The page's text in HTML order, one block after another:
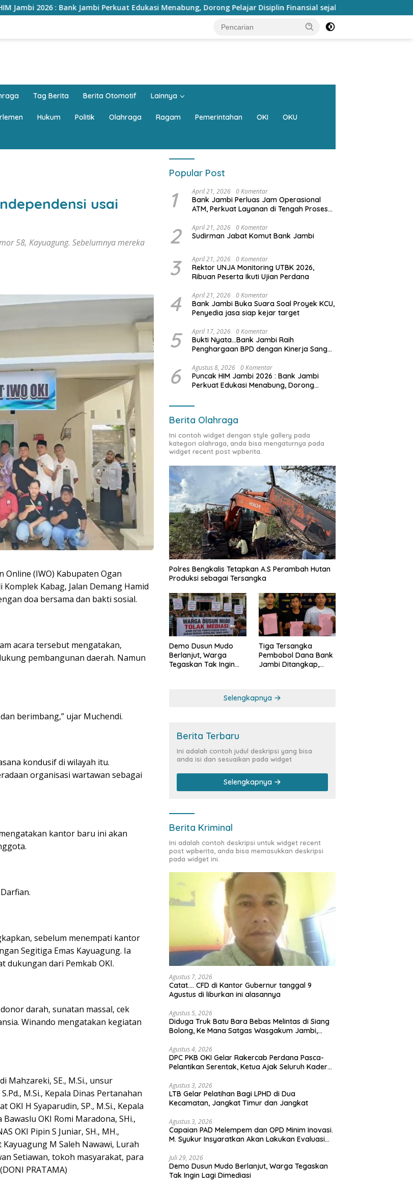
Perkuat Edukasi Menabung, Dorong Pelajar Disiplin Finansial sejak dini Bank Jambi Raih
Tag Berita Berita Otomotif Lainnya
Hukum Politik Olahraga Ragam Pemerintahan OKI OKU
usai
58, Kayuagung. Sebelumnya mereka
Online (IWO) Kabupaten Ogan
Kabag, Jalan Demang Hamid
doa bersama dan bakti sosial.
acara tersebut mengatakan,
pembangunan daerah. Namun
berimbang,” ujar Muchendi.
kondusif di wilayah itu.
organisasi wartawan sebagai
kantor baru ini akan
sebelum menempati kantor
Segitiga Emas Kayuagung. Ia
dari Pemkab OKI.
darah, sunatan massal, cek
Winando mengatakan kegiatan
Mahzareki, SE., M.Si., unsur
M.Si., Kepala Dinas Pertanahan
OKI H Syaparudin, SP., M.Si., Kepala
OKI Romi Maradona, SHi.,
OKI Pipin S Juniar, SH., MH.,
M Saleh Nawawi, Lurah
Setiawan, tokoh masyarakat, para
PRATAMA)
Popular Post
1 April 21, 2026 0 Komentar
Bank Jambi Perluas Jam Operasional
ATM, Perkuat Layanan di Tengah Proses
2 April 21, 2026 0 Komentar
Sudirman Jabat Komut Bank Jambi
3 April 21, 2026 0 Komentar
Rektor UNJA Monitoring UTBK 2026,
Ribuan Peserta Ikuti Ujian Perdana
4 April 21, 2026 0 Komentar
Bank Jambi Buka Suara Soal Proyek KCU,
Penyedia jasa siap kejar target
5 April 17, 2026 0 Komentar
Bukti Nyata…Bank Jambi Raih
Penghargaan BPD dengan Kinerja Sangat
6 Agustus 8, 2026 0 Komentar
Puncak HIM Jambi 2026 : Bank Jambi
Perkuat Edukasi Menabung, Dorong
Berita Olahraga
Ini contoh widget dengan style gallery pada
kategori olahraga, anda bisa mengaturnya pada
widget recent post wpberita.
Polres Bengkalis Tetapkan A.S Perambah Hutan
Produksi sebagai Tersangka
Demo Dusun Mudo
Berlanjut, Warga
Tegaskan Tak Ingin
Tiga Tersangka
Pembobol Dana Bank
Jambi Ditangkap,
Miliar
Selengkapnya
Berita Terbaru
Ini adalah contoh judul deskripsi yang bisa
anda isi dan sesuaikan pada widget
Selengkapnya
Berita Kriminal
Ini adalah contoh deskripsi untuk widget recent
post wpberita, anda bisa memasukkan deskripsi
pada widget ini.
Agustus 7, 2026
Catat…. CFD di Kantor Gubernur tanggal 9
Agustus di liburkan ini alasannya
Agustus 5, 2026
Diduga Truk Batu Bara Bebas Melintas di Siang
Bolong, Ke Mana Satgas Wasgakum Jambi,
Agustus 4, 2026
DPC PKB OKI Gelar Rakercab Perdana Pasca-
Pelantikan Serentak, Ketua Ajak Seluruh Kader
Agustus 3, 2026
LTB Gelar Pelatihan Bagi LPHD di Dua
Kecamatan, Jangkat Timur dan Jangkat
Agustus 3, 2026
Capaian PAD Melempem dan OPD Minim Inovasi.
M. Syukur Insyaratkan Akan Lakukan Evaluasi
Juli 29, 2026
Demo Dusun Mudo Berlanjut, Warga Tegaskan
Tak Ingin Lagi Dimediasi